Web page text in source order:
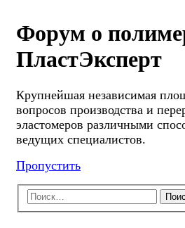
Форум о
ПластЭксперт
Крупнейшая независимая
вопросов производства и
эластомеров различными
ведущих специалистов.
Пропустить